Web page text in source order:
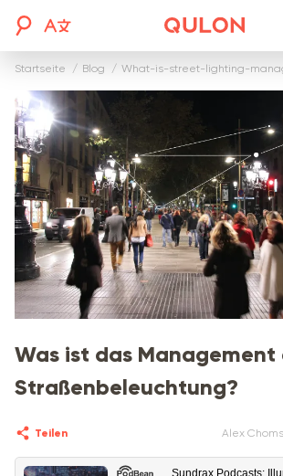
Startseite blog what-is-street-lighting-
Was ist das Management
Straßenbeleuchtung?
Teilen Alex